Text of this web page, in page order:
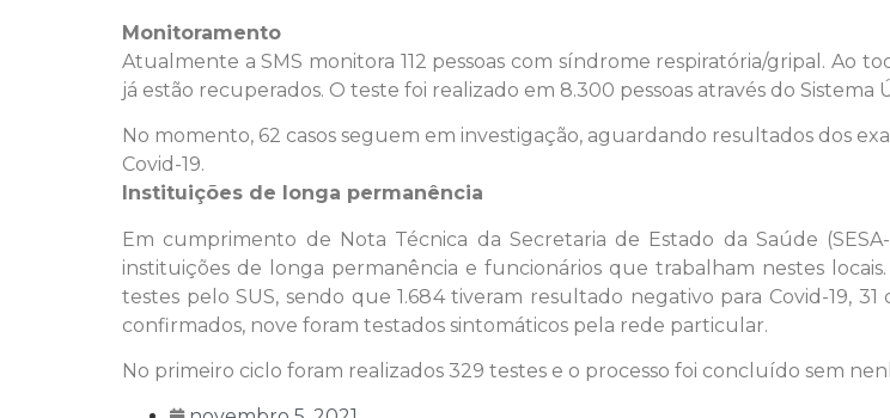
Monitoramento
Atualmente a SMS monitora 112 pessoas com síndrome respiratória/gripal. Ao
já estão recuperados. O teste foi realizado em 8.300 pessoas através do Sistema
No momento, 62 casos seguem em investigação, aguardando resultados dos
Covid-19.
Instituições de longa permanência
Em cumprimento de Nota Técnica da Secretaria de Estado da Saúde
instituições de longa permanência e funcionários que trabalham nestes
testes pelo SUS, sendo que 1.684 tiveram resultado negativo para Covid-19,
confirmados, nove foram testados sintomáticos pela rede particular.
No primeiro ciclo foram realizados 329 testes e o processo foi concluído sem